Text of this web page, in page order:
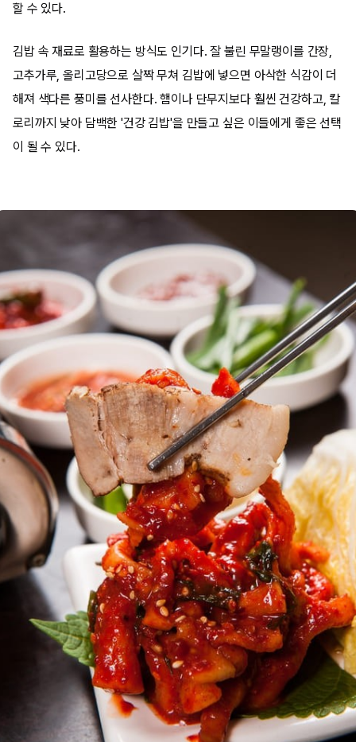
할 수 있다.
김밥 속 재료로 활용하는 방식도 인기다. 잘 불린 무말랭이를 간장,
고추가루, 올리고당으로 살짝 무쳐 김밥에 넣으면 아삭한 식감이 더
해져 색다른 풍미를 선사한다. 햄이나 단무지보다 훨씬 건강하고, 칼
로리까지 낮아 담백한 '건강 김밥'을 만들고 싶은 이들에게 좋은 선택
이 될 수 있다.